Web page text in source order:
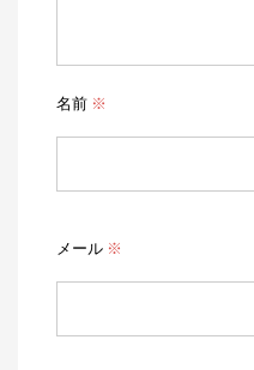
名前 ※
メール ※